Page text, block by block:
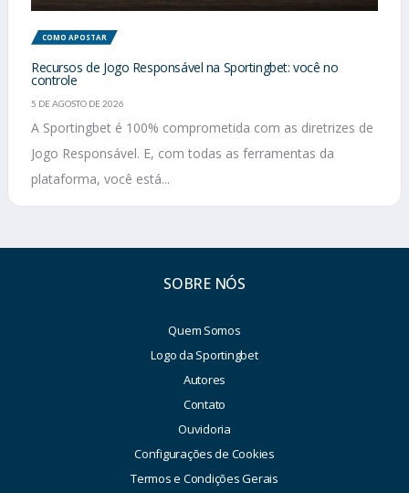
COMO APOSTAR
Recursos de Jogo Responsável na Sportingbet: você no
controle
5 DE AGOSTO DE 2026
A Sportingbet é 100% comprometida com as diretrizes de
Jogo Responsável. E, com todas as ferramentas da
plataforma, você está...
SOBRE NÓS
Quem Somos
Logo da Sportingbet
Autores
Contato
Ouvidoria
Configurações de Cookies
Termos e Condições Gerais